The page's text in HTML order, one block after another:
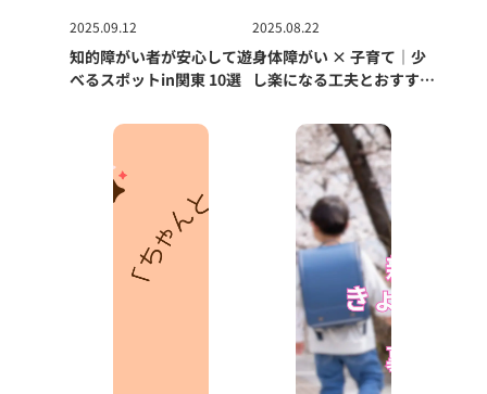
2025.09.12
知的障がい者が安心して遊
べるスポットin関東 10選
2025.08.22
身体障がい × 子育て｜少
し楽になる工夫とおすすめ